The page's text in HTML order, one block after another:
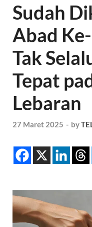
Sudah
Abad
Tak
Tepat
Lebaran
27 Maret 2025 - by